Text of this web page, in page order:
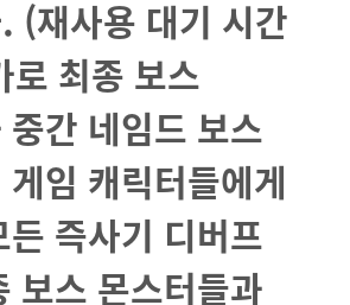
(재사용 대기 시간
로 최종 보스
간 네임드 보스
임 캐릭터들에게
즉사기 디버프
보스 몬스터들과